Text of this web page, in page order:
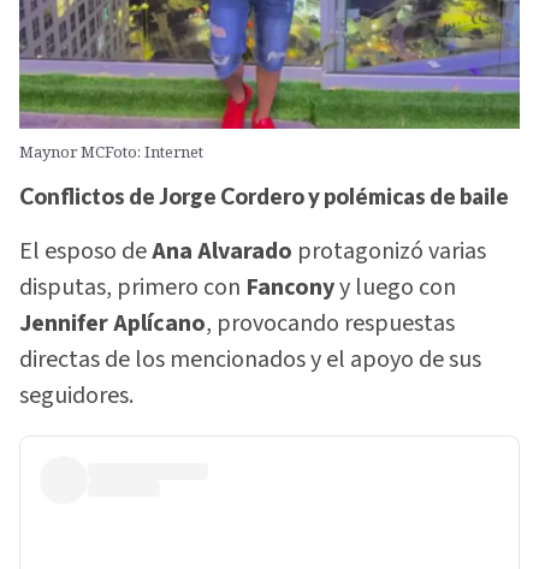
Maynor MCFoto: Internet
Conflictos de Jorge Cordero y polémicas de baile
El esposo deAna Alvarado protagonizó varias
disputas, primero con Fanconyy luego con
Jennifer Aplícano, provocando respuestas
directas de los mencionados y el apoyo de sus
seguidores.